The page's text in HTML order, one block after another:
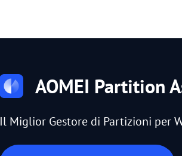
AOMEI Partition
Il Miglior Gestore di Partizioni per